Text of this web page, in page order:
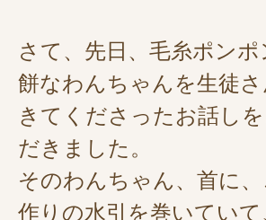
さて、先日、毛糸ポン
餅なわんちゃんを生徒
きてくださったお話し
だきました。
そのわんちゃん、首に
作りの水引を巻いてい